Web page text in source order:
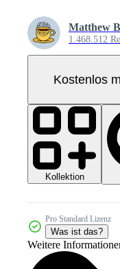
Matthew
1.468.512
Kostenlos
Kollektion
Pro Standard Lizenz
Was ist das?
Weitere